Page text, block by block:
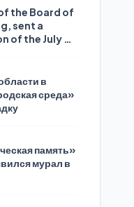
the Board of
sent a
of the July 24
в
среда»
память»
мурал в